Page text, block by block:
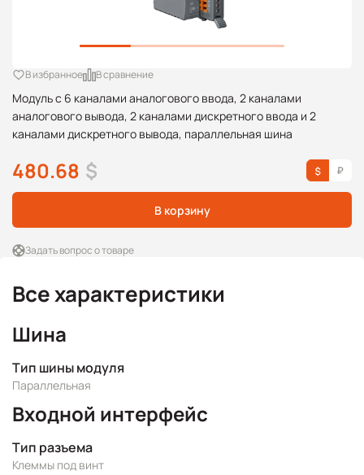
Модуль с 6 каналами аналогового ввода, 2 каналами
аналогового вывода, 2 каналами дискретного ввода и 2
каналами дискретного вывода, параллельная шина
В избранное В сравнение
480.68 $
В корзину
Задать вопрос о товаре
Все характеристики
Шина
Тип шины модуля
Параллельная
Входной интерфейс
Тип разъема
Клеммы под винт